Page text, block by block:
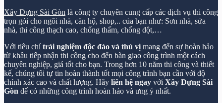
Xây Dựng Sài Gòn là công ty chuyên cung cấp các dịch vụ thi công
trọn gói cho ngôi nhà, căn hộ, shop,.. của bạn như: Sơn nhà, sửa
nhà, thi công thạch cao, chống thấm, chống dột,…
Với tiêu chítrải nghiệm độc đáo và thú vị mang đến sự hoàn hảo
từ khâu tiếp nhận thi công cho đến bàn giao công trình một cách
chuyên nghiệp, giá tốt cho bạn. Trong hơn 10 năm thi công và thiết
kế, chúng tôi tự tin hoàn thành tốt mọi công trình bạn cần với độ
chính xác cao và chất lượng. Hãy liên hệ ngay với Xây Dựng Sài
Gòn để có những công trình hoàn hảo và ưng ý nhất.